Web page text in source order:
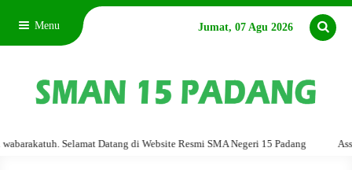
Menu Jumat, 07 Agu 2026
Selamat Datang di Website Resmi SMA Negeri 15 Padang